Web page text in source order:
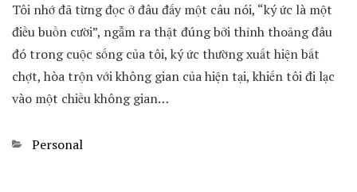
Tôi nhớ đã từng đọc ở đâu đấy một câu nói, “ký ức là một
điều buồn cười”, ngẫm ra thật đúng bởi thỉnh thoảng đâu
đó trong cuộc sống của tôi, ký ức thường xuất hiện bất
chợt, hòa trộn với không gian của hiện tại, khiến tôi đi lạc
vào một chiều không gian…
Categories
Personal